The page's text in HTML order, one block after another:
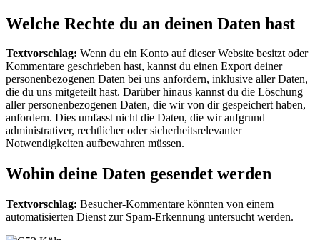
Welche Rechte du an deinen Daten hast
Textvorschlag: Wenn du ein Konto auf dieser Website besitzt oder
Kommentare geschrieben hast, kannst du einen Export deiner
personenbezogenen Daten bei uns anfordern, inklusive aller Daten,
die du uns mitgeteilt hast. Darüber hinaus kannst du die Löschung
aller personenbezogenen Daten, die wir von dir gespeichert haben,
anfordern. Dies umfasst nicht die Daten, die wir aufgrund
administrativer, rechtlicher oder sicherheitsrelevanter
Notwendigkeiten aufbewahren müssen.
Wohin deine Daten gesendet werden
Textvorschlag: Besucher-Kommentare könnten von einem
automatisierten Dienst zur Spam-Erkennung untersucht werden.